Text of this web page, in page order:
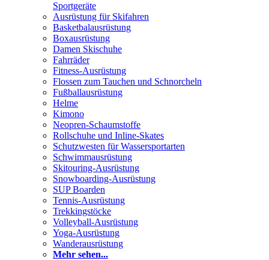
Sportgeräte
Ausrüstung für Skifahren
Basketbalausrüstung
Boxausrüstung
Damen Skischuhe
Fahrräder
Fitness-Ausrüstung
Flossen zum Tauchen und Schnorcheln
Fußballausrüstung
Helme
Kimono
Neopren-Schaumstoffe
Rollschuhe und Inline-Skates
Schutzwesten für Wassersportarten
Schwimmausrüstung
Skitouring-Ausrüstung
Snowboarding-Ausrüstung
SUP Boarden
Tennis-Ausrüstung
Trekkingstöcke
Volleyball-Ausrüstung
Yoga-Ausrüstung
Wanderausrüstung
Mehr sehen...